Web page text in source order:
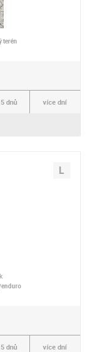
terén
dnů více dní
L
dnů více dní